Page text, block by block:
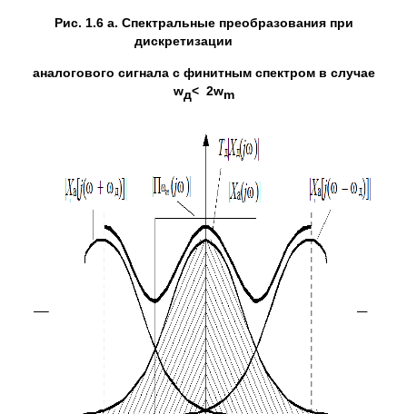
Рис. 1.6 а. Спектральные преобразования при
дискретизации
аналогового сигнала с финитным спектром в случае
wд<2wm